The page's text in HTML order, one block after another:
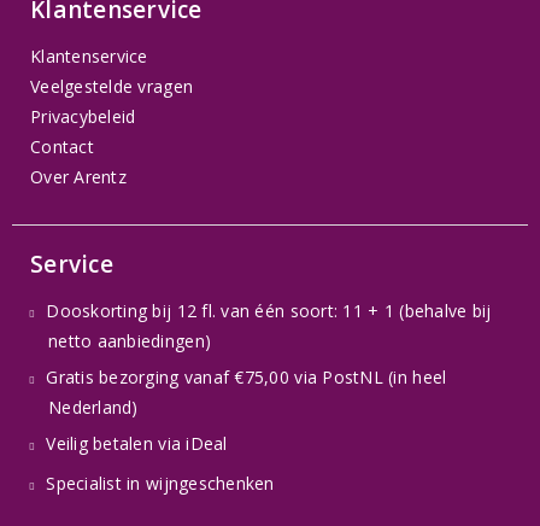
Klantenservice
Klantenservice
Veelgestelde vragen
Privacybeleid
Contact
Over Arentz
Service
Dooskorting bij 12 fl. van één soort: 11 + 1 (behalve bij
netto aanbiedingen)
Gratis bezorging vanaf €75,00 via PostNL (in heel
Nederland)
Veilig betalen via iDeal
Specialist in wijngeschenken